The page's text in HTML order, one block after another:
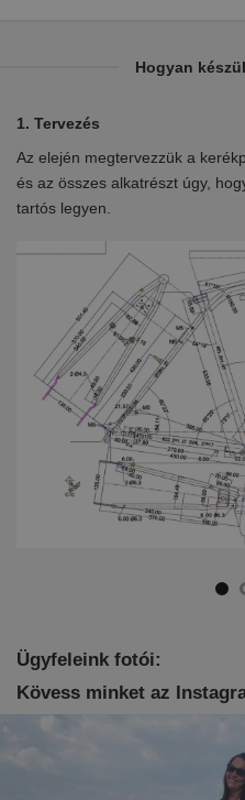
Hogyan
1. Tervezés
Az elején megtervezzük a
és az összes alkatrészt úgy,
tartós legyen.
Ügyfeleink fotói:
Kövess minket az